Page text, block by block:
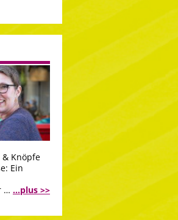
& Knöpfe
Ein
… ...plus >>